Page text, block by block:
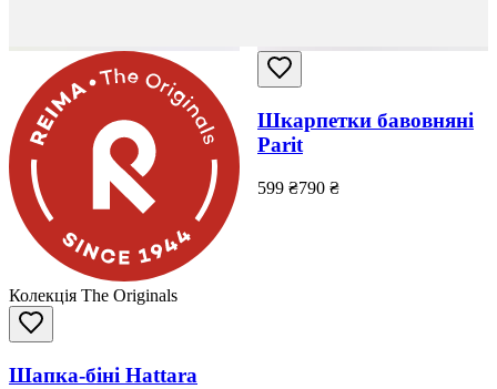
Колекція The Originals
Шапка-біні Hattara
Шкарпетки бавовняні
Parit
599 ₴790 ₴